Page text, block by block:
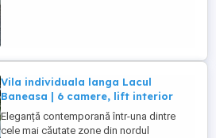
imediata apropiere a zonei Pipera, acest
Vila individuala langa Lacul
Baneasa | 6 camere, lift interior
Eleganță contemporană într-una dintre
cele mai căutate zone din nordul